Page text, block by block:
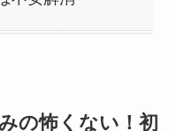
の怖くない！初